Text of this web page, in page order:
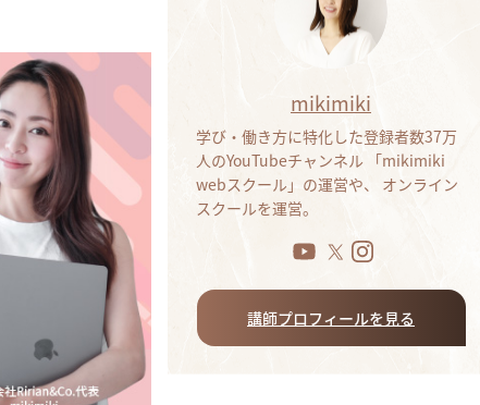
mikimiki
学び・働き方に特化した登録者数37万
人のYouTubeチャンネル 「mikimiki
webスクール」の運営や、 オンライン
スクールを運営。
講師プロフィールを見る